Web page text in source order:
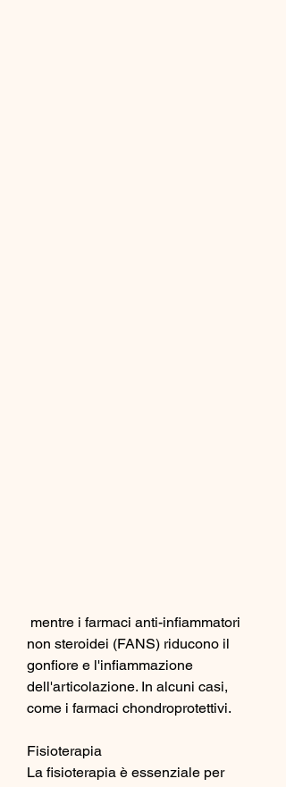
non steroidei (FANS) riducono il
gonfiore e l'infiammazione
dell'articolazione. In alcuni casi,
come i farmaci chondroprotettivi.
Fisioterapia
La fisioterapia è essenziale per